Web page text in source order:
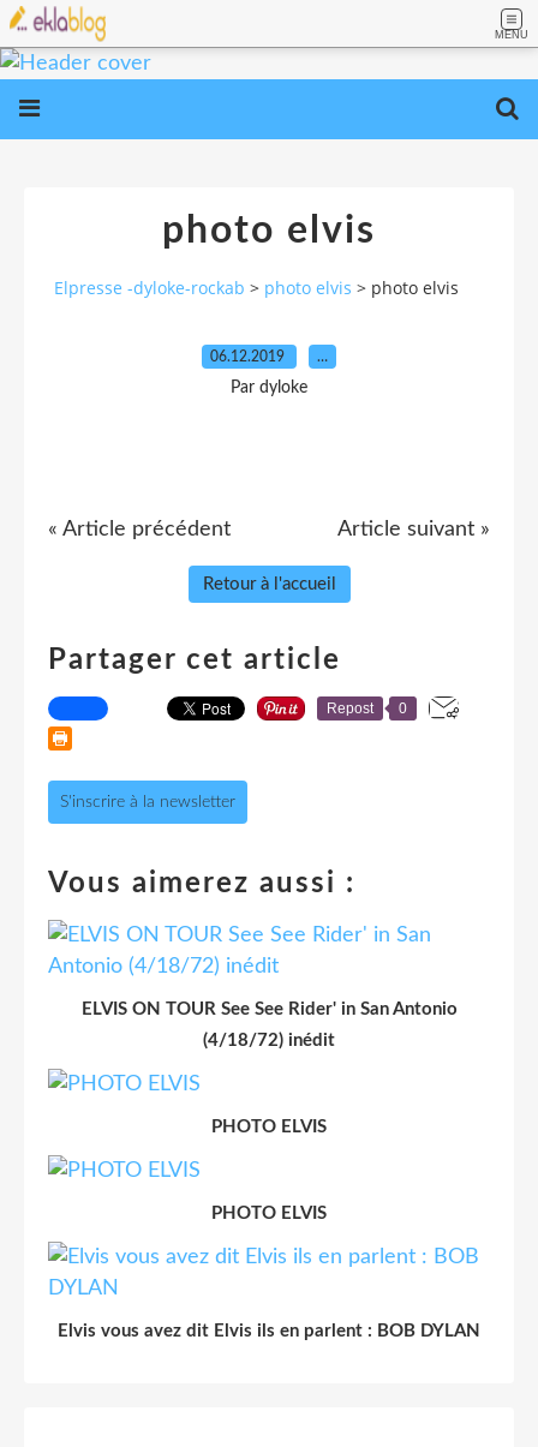
MENU
photo elvis
Elpresse -dyloke-rockab > photo elvis > photo elvis
06.12.2019 …
Par dyloke
« Article précédent Article suivant »
Retour à l'accueil
Partager cet article
Repost 0
S'inscrire à la newsletter
Vous aimerez aussi :
ELVIS ON TOUR See See Rider' in San Antonio
(4/18/72) inédit
PHOTO ELVIS
PHOTO ELVIS
Elvis vous avez dit Elvis ils en parlent : BOB DYLAN